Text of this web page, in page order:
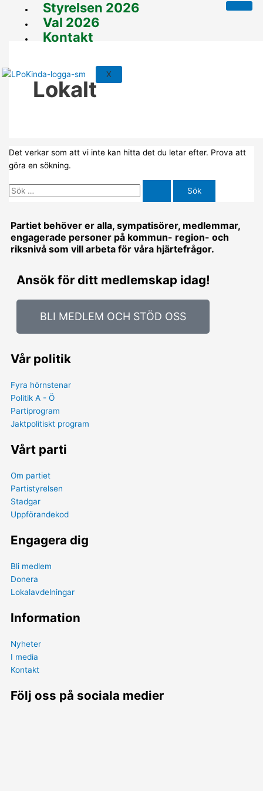
Styrelsen 2026
Val 2026
Kontakt
X
Lokalt
Det verkar som att vi inte kan hitta det du letar efter. Prova att
göra en sökning.
Partiet behöver er alla, sympatisörer, medlemmar,
engagerade personer på kommun- region- och
riksnivå som vill arbeta för våra hjärtefrågor.
Ansök för ditt medlemskap idag!
BLI MEDLEM OCH STÖD OSS
Vår politik
Fyra hörnstenar
Politik A - Ö
Partiprogram
Jaktpolitiskt program
Vårt parti
Om partiet
Partistyrelsen
Stadgar
Uppförandekod
Engagera dig
Bli medlem
Donera
Lokalavdelningar
Information
Nyheter
I media
Kontakt
Följ oss på sociala medier